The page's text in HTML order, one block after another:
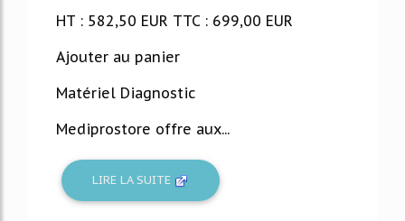
HT : 582,50 EUR TTC : 699,00 EUR
Ajouter au panier
Matériel Diagnostic
Mediprostore offre aux...
LIRE LA SUITE